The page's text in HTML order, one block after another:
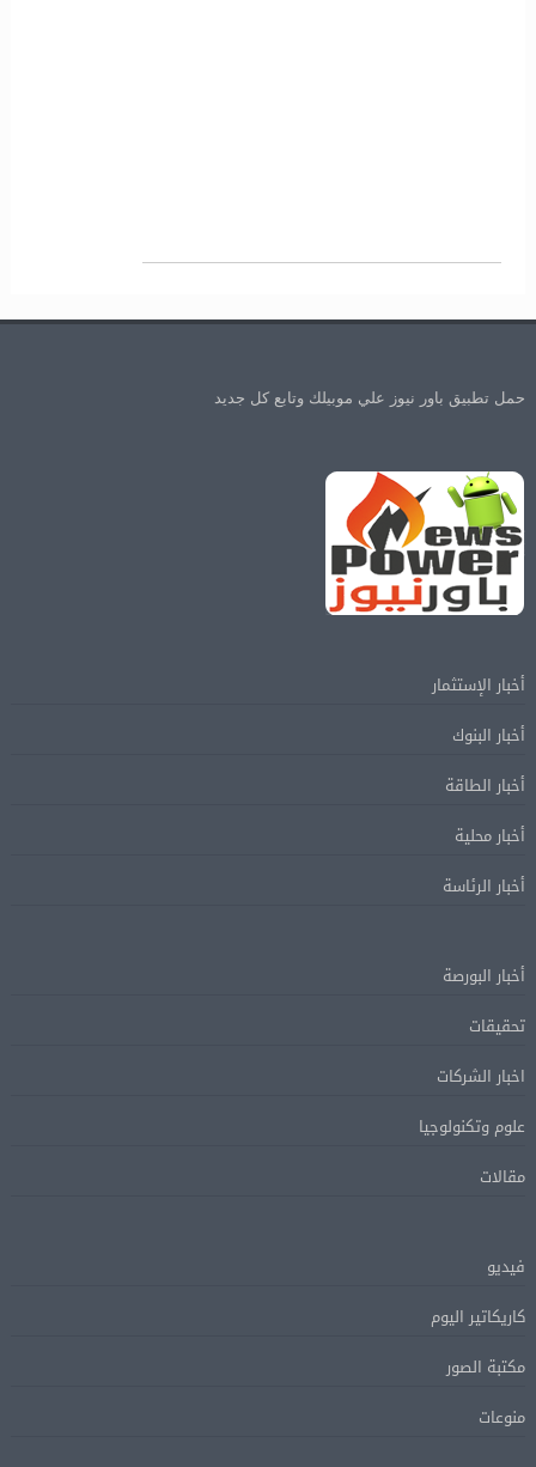
حمل تطبيق باور نيوز علي موبيلك وتابع كل جديد
أخبار الإستثمار
أخبار البنوك
أخبار الطاقة
أخبار محلية
أخبار الرئاسة
أخبار البورصة
تحقيقات
اخبار الشركات
علوم وتكنولوجيا
مقالات
فيديو
كاريكاتير اليوم
مكتبة الصور
منوعات